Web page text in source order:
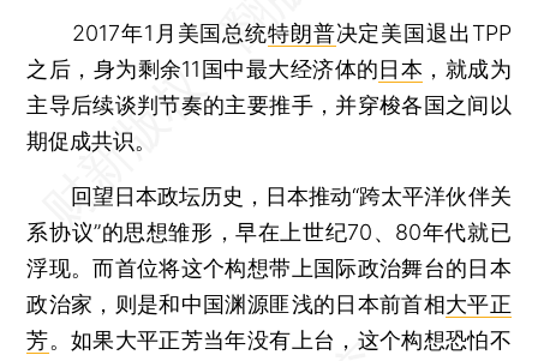
2017年1月美国总统特朗普决定美国退出TPP
之后，身为剩余11国中最大经济体的日本 ，就成为
主导后续谈判节奏的主要推手，并穿梭各国之间以
期促成共识。
回望日本政坛历史，日本推动“跨太平洋伙伴关
系协议”的思想雏形，早在上世纪70、80年代就已
浮现。而首位将这个构想带上国际政治舞台的日本
政治家，则是和中国渊源匪浅的日本前首相大平正
芳。如果大平正芳当年没有上台，这个构想恐怕不